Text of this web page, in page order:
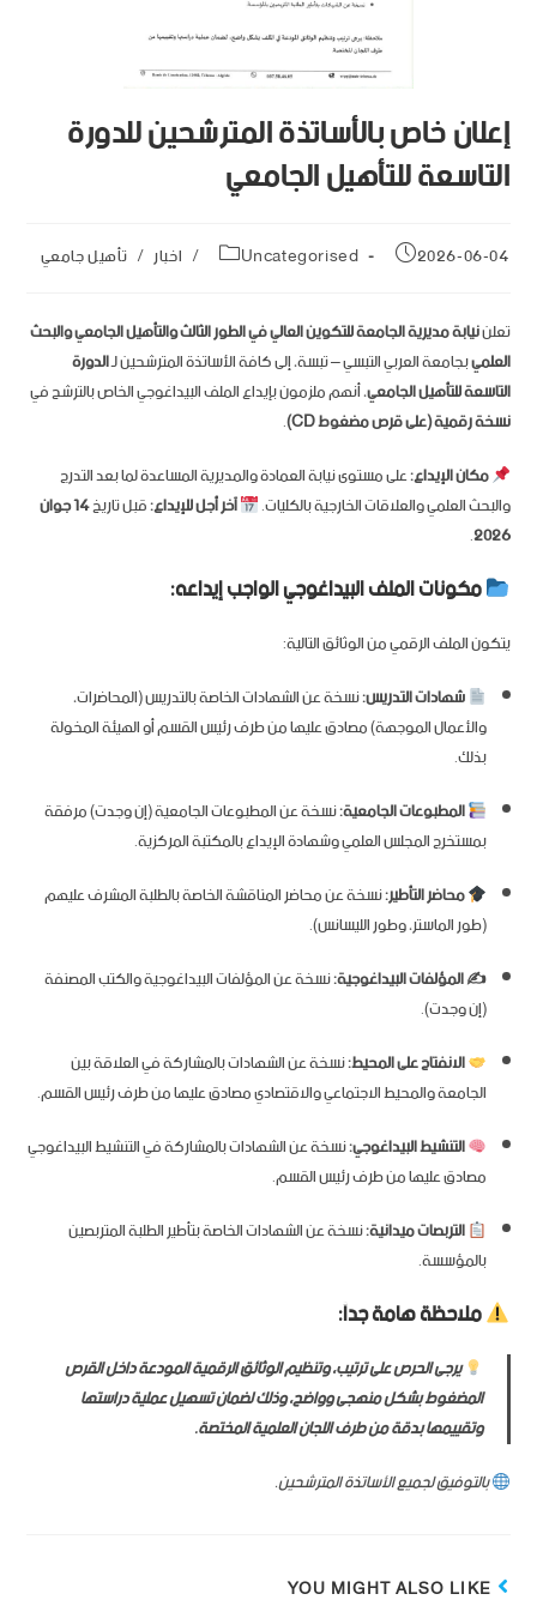
إعلان خاص بالأساتذة المترشحين للدورة
التاسعة للتأهيل الجامعي
2026-06-04
Uncategorised
/ اخبار / تأهيل جامعي
تعلننيابة مديرية الجامعة للتكوين العالي في الطور الثالث والتأهيل الجامعي والبحث
العلميبجامعة العربي التبسي – تبسة، إلى كافة الأساتذة المترشحين لـالدورة
التاسعة للتأهيل الجامعي، أنهم ملزمون بإيداع الملف البيداغوجي الخاص بالترشح في
نسخة رقمية (على قرص مضغوط CD)
.
مكان الإيداع:على مستوى نيابة العمادة والمديرية المساعدة لما بعد التدرج
والبحث العلمي والعلاقات الخارجية بالكليات. آخر أجل للإيداع:قبل تاريخ 14 جوان
2026
.
مكونات الملف البيداغوجي الواجب إيداعه:
يتكون الملف الرقمي من الوثائق التالية:
شهادات التدريس:نسخة عن الشهادات الخاصة بالتدريس (المحاضرات،
والأعمال الموجهة) مصادق عليها من طرف رئيس القسم أو الهيئة المخولة
بذلك.
المطبوعات الجامعية:نسخة عن المطبوعات الجامعية (إن وجدت) مرفقة
بمستخرج المجلس العلمي وشهادة الإيداع بالمكتبة المركزية.
محاضر التأطير:نسخة عن محاضر المناقشة الخاصة بالطلبة المشرف عليهم
(طور الماستر، وطور الليسانس).
✍️ المؤلفات البيداغوجية:نسخة عن المؤلفات البيداغوجية والكتب المصنفة
(إن وجدت).
الانفتاح على المحيط:نسخة عن الشهادات بالمشاركة في العلاقة بين
الجامعة والمحيط الاجتماعي والاقتصادي مصادق عليها من طرف رئيس القسم.
التنشيط البيداغوجي:نسخة عن الشهادات بالمشاركة في التنشيط البيداغوجي
مصادق عليها من طرف رئيس القسم.
التربصات ميدانية:نسخة عن الشهادات الخاصة بتأطير الطلبة المتربصين
بالمؤسسة.
ملاحظة هامة جداً:
يرجى الحرص على ترتيب، وتنظيم الوثائق الرقمية المودعة داخل القرص
المضغوط بشكل منهجى وواضح، وذلك لضمان تسهيل عملية دراستها
وتقييمها بدقة من طرف اللجان العلمية المختصة.
بالتوفيق لجميع الأساتذة المترشحين.
YOU MIGHT ALSO LIKE